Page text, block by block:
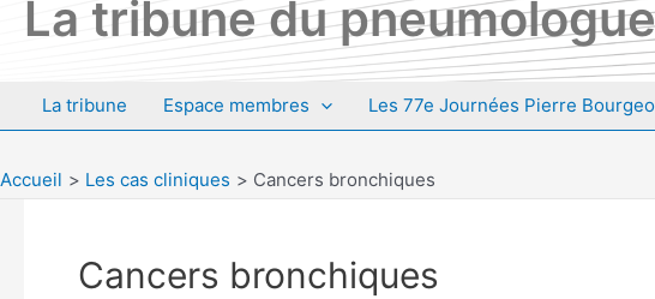
La tribune du
La tribune Espace membres Les 77e Journées Pierre
Accueil Les cas cliniques Cancers bronchiques
Cancers bronchiques